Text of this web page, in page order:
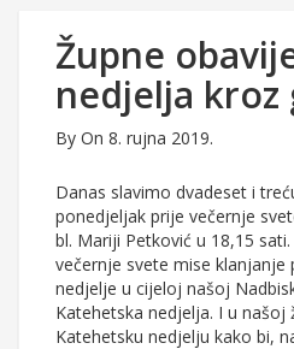
Župne
nedjelja kroz
By On 8. rujna 2019.
Danas slavimo dvadeset i
ponedjeljak prije večernje
bl. Mariji Petković u 18,15
večernje svete mise klanjanje
nedjelje u cijeloj našoj
Katehetska nedjelja. I u našoj
Katehetsku nedjelju kako bi,